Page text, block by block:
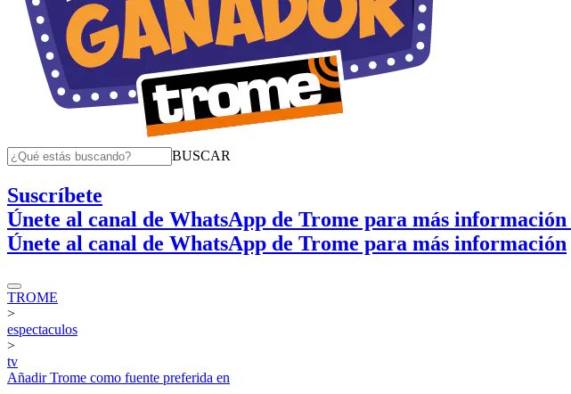
BUSCAR
Suscríbete
Únete al canal de WhatsApp de Trome para más información
Únete al canal de WhatsApp de Trome para más información
TROME
>
espectaculos
>
tv
AñadirTrome como fuente preferida en